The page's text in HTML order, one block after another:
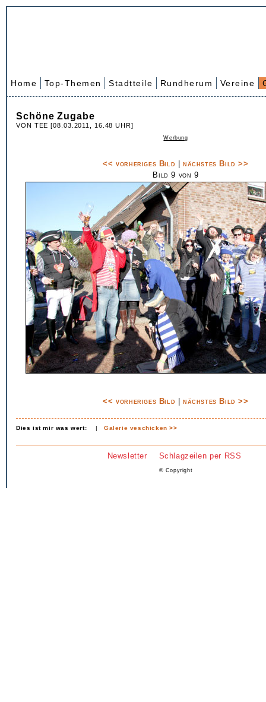
Home Top-Themen Stadtteile Rundherum Vereine
Schöne Zugabe
VON TEE [08.03.2011, 16.48 UHR]
Werbung
<< vorheriges Bild
nächstes Bild >>
Bild 9 von 9
<< vorheriges Bild nächstes Bild >>
Dies ist mir was wert: |Galerie veschicken >>
Newsletter Schlagzeilen per RSS
© Copyright